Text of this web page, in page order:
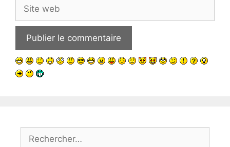
Site
web
Rechercher :